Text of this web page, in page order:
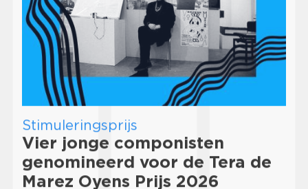
Stimuleringsprijs
Vier jonge componisten
genomineerd voor de Tera de
Marez Oyens Prijs 2026